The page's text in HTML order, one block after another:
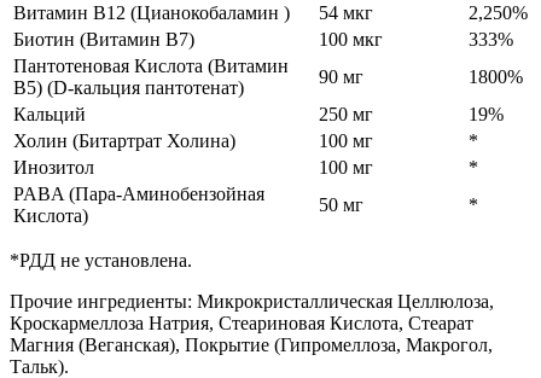
Витамин B12 (Цианокобаламин ) 54 мкг
2,250%
Биотин (Витамин B7)
100 мкг
333%
Пантотеновая Кислота (Витамин
B5) (D-кальция пантотенат)
90 мг
1800%
Кальций
250 мг
19%
Холин (Битартрат Холина)
100 мг
*
Инозитол
100 мг
*
PABA (Пара-Аминобензойная
Кислота)
50 мг *
*РДД не установлена.
Прочие ингредиенты: Микрокристаллическая Целлюлоза,
Кроскармеллоза Натрия, Стеариновая Кислота, Стеарат
Магния (Веганская), Покрытие (Гипромеллоза, Макрогол,
Тальк).